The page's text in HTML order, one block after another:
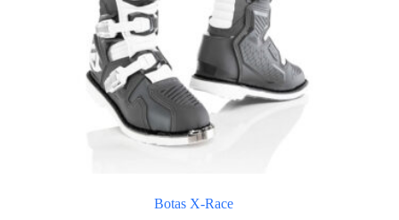
Botas X-Race